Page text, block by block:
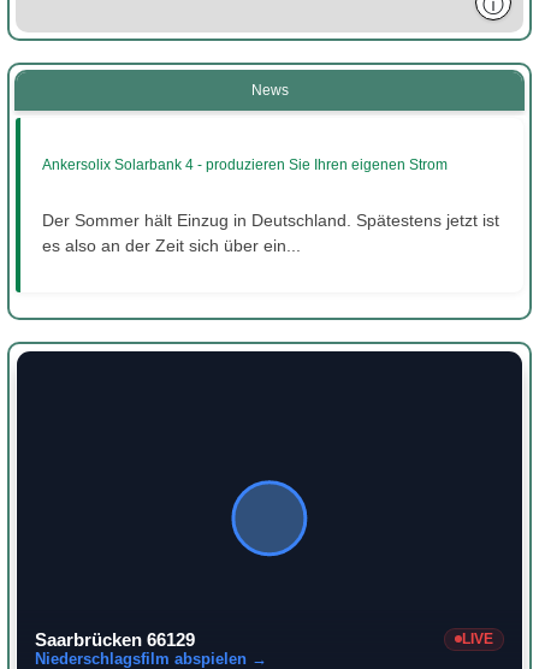
News
Ankersolix Solarbank 4 - produzieren Sie Ihren eigenen Strom
Der Sommer hält Einzug in Deutschland. Spätestens jetzt ist
es also an der Zeit sich über ein...
Saarbrücken 66129 LIVE
Niederschlagsfilm abspielen →